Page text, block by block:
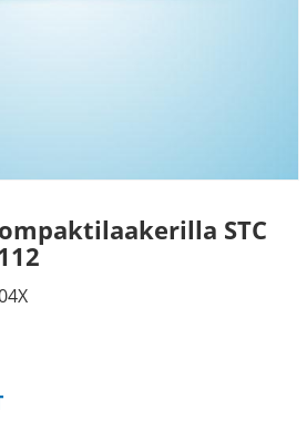
STC